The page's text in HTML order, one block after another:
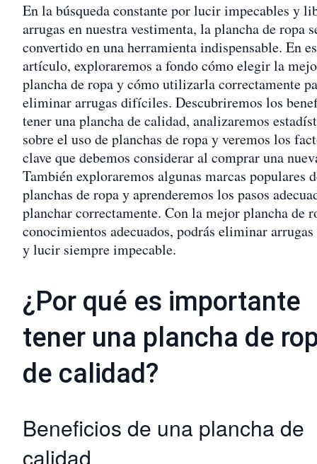
En la búsqueda constante por lucir impecables y
arrugas en nuestra vestimenta, la plancha de ropa
convertido en una herramienta indispensable. En
artículo, exploraremos a fondo cómo elegir la
plancha de ropa y cómo utilizarla correctamente
eliminar arrugas difíciles. Descubriremos los
tener una plancha de calidad, analizaremos
sobre el uso de planchas de ropa y veremos los
clave que debemos considerar al comprar una
También exploraremos algunas marcas populares
planchas de ropa y aprenderemos los pasos
planchar correctamente. Con la mejor plancha de
conocimientos adecuados, podrás eliminar
y lucir siempre impecable.
¿Por qué es importante
tener una plancha de
de calidad?
Beneficios de una plancha de
calidad